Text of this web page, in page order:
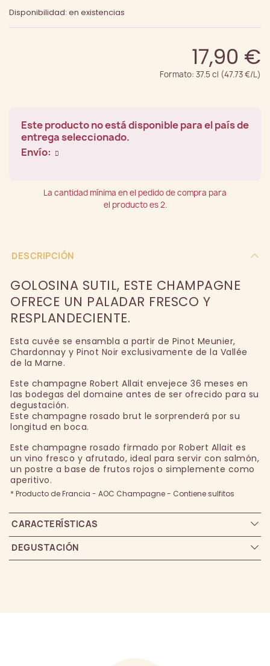
Disponibilidad: en existencias
17,90 €
Formato: 37.5 cl (47.73 €/L)
Este producto no está disponible para el país de
entrega seleccionado.
Envío:
La cantidad mínima en el pedido de compra para
el producto es 2.
DESCRIPCIÓN
GOLOSINA SUTIL, ESTE CHAMPAGNE
OFRECE UN PALADAR FRESCO Y
RESPLANDECIENTE.
Esta cuvée se ensambla a partir de Pinot Meunier,
Chardonnay y Pinot Noir exclusivamente de la Vallée
de la Marne.
Este champagne Robert Allait envejece 36 meses en
las bodegas del domaine antes de ser ofrecido para su
degustación.
Este champagne rosado brut le sorprenderá por su
longitud en boca.
Este champagne rosado firmado por Robert Allait es
un vino fresco y afrutado, ideal para servir con salmón,
un postre a base de frutos rojos o simplemente como
aperitivo.
* Producto de Francia - AOC Champagne - Contiene sulfitos
CARACTERÍSTICAS
DEGUSTACIÓN